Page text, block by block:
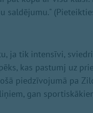
saldējumu."
ja tik intensīvi,
kas pastumj uz
piedzīvojumā pa
gan